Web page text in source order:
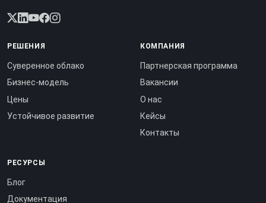
РЕШЕНИЯ
Суверенное облако
Бизнес-модель
Цены
Устойчивое развитие
КОМПАНИЯ
Партнерская программа
Вакансии
О нас
Кейсы
Контакты
РЕСУРСЫ
Блог
Документация